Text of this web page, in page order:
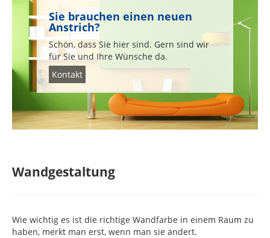
Sie brauchen einen neuen
Anstrich?
Schön, dass Sie hier sind. Gern sind wir
für Sie und Ihre Wünsche da.
Kontakt
Wandgestaltung
Wie wichtig es ist die richtige Wandfarbe in einem Raum zu
haben, merkt man erst, wenn man sie ändert.